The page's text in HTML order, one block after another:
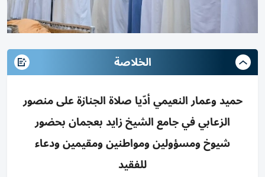
الخلاصة
حميد وعمار النعيمي أدّيا صلاة الجنازة على منصور
الزعابي في جامع الشيخ زايد بعجمان بحضور
شيوخ ومسؤولين ومواطنين ومقيمين ودعاء
للفقيد